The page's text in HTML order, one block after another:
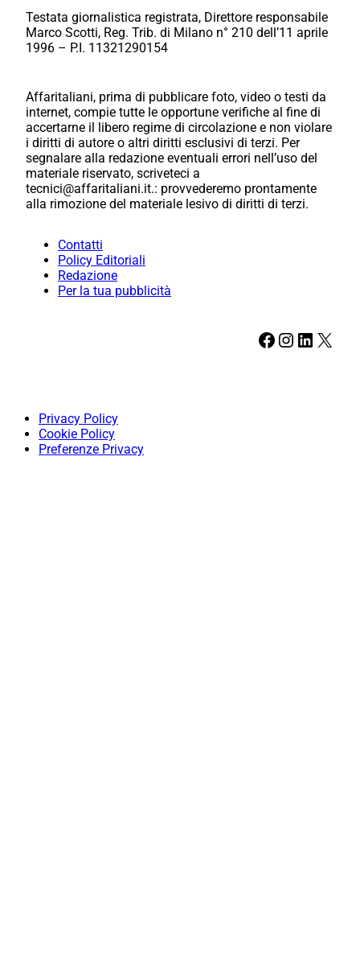
Testata giornalistica registrata, Direttore responsabile
Marco Scotti, Reg. Trib. di Milano n° 210 dell’11 aprile
1996 – P.I. 11321290154
Affaritaliani, prima di pubblicare foto, video o testi da
internet, compie tutte le opportune verifiche al fine di
accertarne il libero regime di circolazione e non violare
i diritti di autore o altri diritti esclusivi di terzi. Per
segnalare alla redazione eventuali errori nell’uso del
materiale riservato, scriveteci a
tecnici@affaritaliani.it.: provvederemo prontamente
alla rimozione del materiale lesivo di diritti di terzi.
Contatti
Policy Editoriali
Redazione
Per la tua pubblicità
Facebook Instagram LinkedIn X
Privacy Policy
Cookie Policy
Preferenze Privacy